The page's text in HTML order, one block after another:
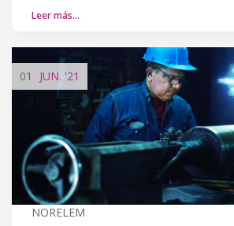
Leer más…
01 JUN. '21
NORELEM